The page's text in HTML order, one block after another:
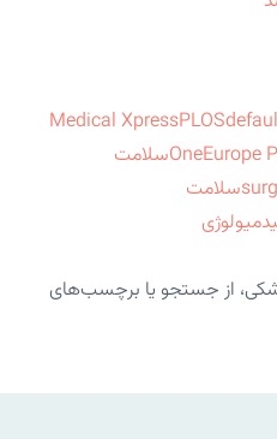
Medical XpressPLOS
OneEurope
سلامت
سلامت
از جستجو یا برچسب‌های